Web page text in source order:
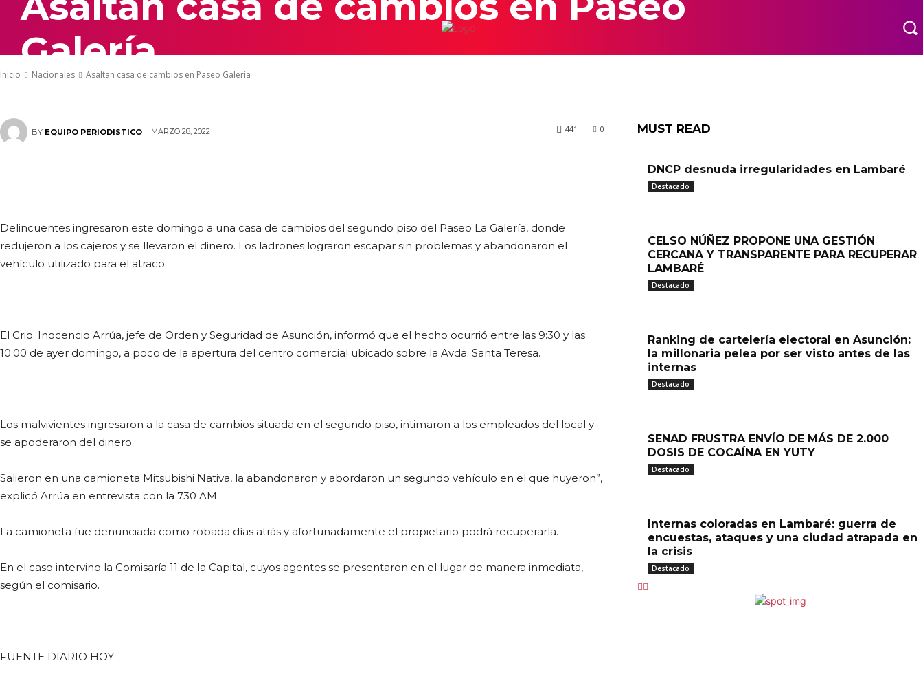
Inicio Nacionales Asaltan casa de cambios en Paseo Galería
Galería
BY EQUIPO PERIODISTICO MARZO 28, 2022 0
441
Delincuentes ingresaron este domingo a una casa de cambios del segundo piso del Paseo La Galería, donde
redujeron a los cajeros y se llevaron el dinero. Los ladrones lograron escapar sin problemas y abandonaron el
vehículo utilizado para el atraco.
El Crio. Inocencio Arrúa, jefe de Orden y Seguridad de Asunción, informó que el hecho ocurrió entre las 9:30 y las
10:00 de ayer domingo, a poco de la apertura del centro comercial ubicado sobre la Avda. Santa Teresa.
Los malvivientes ingresaron a la casa de cambios situada en el segundo piso, intimaron a los empleados del local y
se apoderaron del dinero.
Salieron en una camioneta Mitsubishi Nativa, la abandonaron y abordaron un segundo vehículo en el que huyeron”,
explicó Arrúa en entrevista con la 730 AM.
La camioneta fue denunciada como robada días atrás y afortunadamente el propietario podrá recuperarla.
En el caso intervino la Comisaría 11 de la Capital, cuyos agentes se presentaron en el lugar de manera inmediata,
según el comisario.
FUENTE DIARIO HOY
MUST READ
DNCP desnuda irregularidades en Lambaré
Destacado
CELSO NÚÑEZ PROPONE UNA GESTIÓN
CERCANA Y TRANSPARENTE PARA RECUPERAR
LAMBARÉ
Destacado
Ranking de cartelería electoral en Asunción:
la millonaria pelea por ser visto antes de las
internas
Destacado
SENAD FRUSTRA ENVÍO DE MÁS DE 2.000
DOSIS DE COCAÍNA EN YUTY
Destacado
Internas coloradas en Lambaré: guerra de
encuestas, ataques y una ciudad atrapada en
la crisis
Destacado